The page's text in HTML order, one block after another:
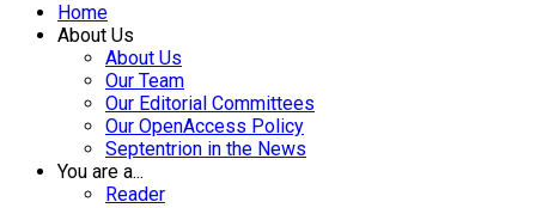
Home
About Us
About Us
Our Team
Our Editorial Committees
Our OpenAccess Policy
Septentrion in the News
You are a...
Reader